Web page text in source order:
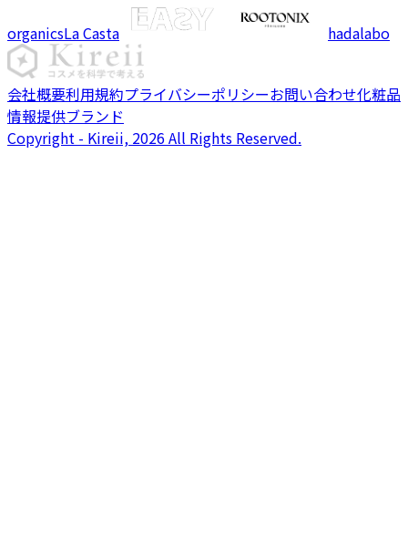
organicsLa Casta hadalabo
会社概要利用規約プライバシーポリシーお問い合わせ化粧品
情報提供ブランド
Copyright - Kireii, 2026 All Rights Reserved.